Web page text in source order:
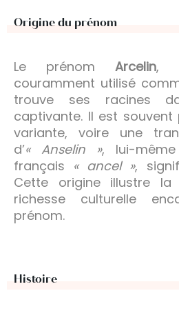
Origine du prénom
Le prénomArcelin,
couramment utilisé
trouve ses racines
captivante. Il est
variante, voire une
d’« Anselin », lui-
français « ancel »,
Cette origine illustre
richesse culturelle
prénom.
Histoire